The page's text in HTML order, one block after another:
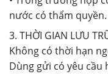
nước có thẩm quyền.
3. THỜI GIAN LƯU
Không có thời hạn
Dùng gửi có yêu